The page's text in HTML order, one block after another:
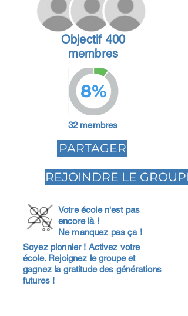
Objectif 400
membres
8%
32 membres
PARTAGER
REJOINDRE LE GROUPE
Votre école n'est pas
encore là !
Ne manquez pas ça !
Soyez pionnier ! Activez votre
école. Rejoignez le groupe et
gagnez la gratitude des générations
futures !